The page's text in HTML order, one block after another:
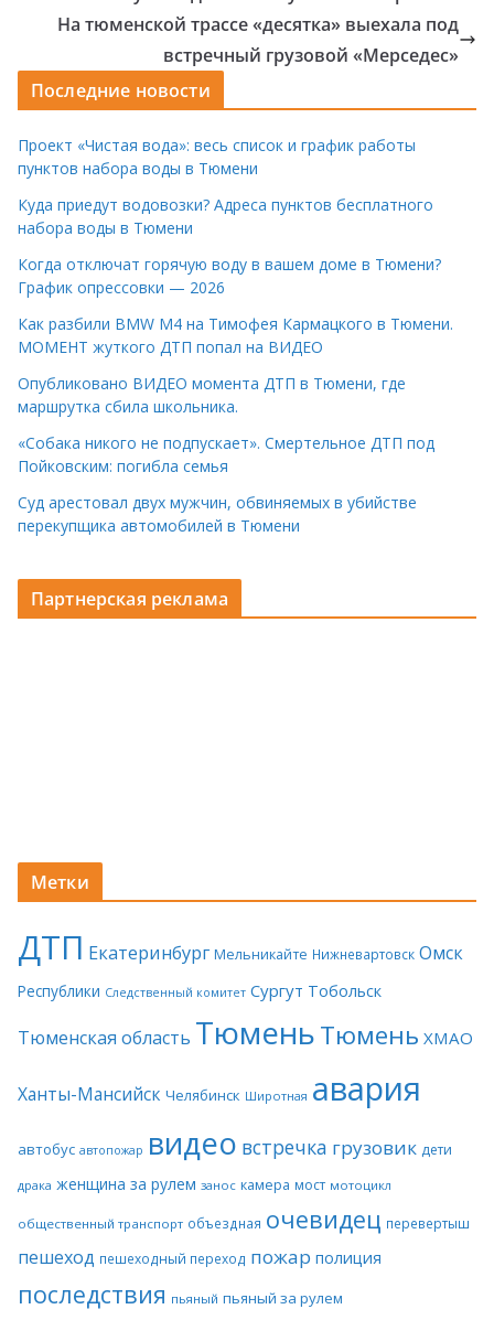
На тюменской трассе «десятка» выехала под
встречный грузовой «Мерседес»
Последние новости
Проект «Чистая вода»: весь список и график работы
пунктов набора воды в Тюмени
Куда приедут водовозки? Адреса пунктов бесплатного
набора воды в Тюмени
Когда отключат горячую воду в вашем доме в Тюмени?
График опрессовки — 2026
Как разбили BMW M4 на Тимофея Кармацкого в Тюмени.
МОМЕНТ жуткого ДТП попал на ВИДЕО
Опубликовано ВИДЕО момента ДТП в Тюмени, где
маршрутка сбила школьника.
«Собака никого не подпускает». Смертельное ДТП под
Пойковским: погибла семья
Суд арестовал двух мужчин, обвиняемых в убийстве
перекупщика автомобилей в Тюмени
Партнерская реклама
Метки
ДТП Екатеринбург Мельникайте Нижневартовск Омск
Республики Следственный комитет Сургут Тобольск
Тюменская область ТюменьТюмень ХМАО
Ханты-Мансийск Челябинск Широтная авария
автобус автопожар видео встречка грузовик дети
драка женщина за рулем занос камера мост мотоцикл
общественный транспорт объездная очевидец перевертыш
пешеход пешеходный переход пожар полиция
последствия пьяный пьяный за рулем